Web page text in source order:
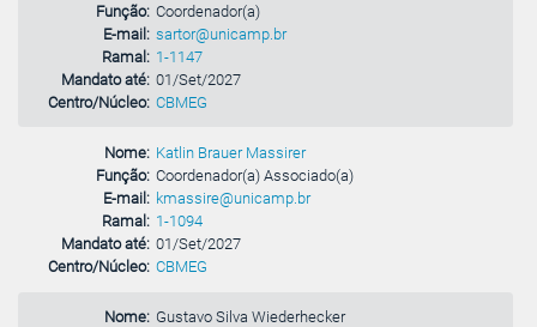
Função: Coordenador(a)
E-mail: sartor@unicamp.br
Ramal: 1-1147
Mandato até: 01/Set/2027
Centro/Núcleo: CBMEG
Nome: Katlin Brauer Massirer
Função: Coordenador(a) Associado(a)
E-mail: kmassire@unicamp.br
Ramal: 1-1094
Mandato até: 01/Set/2027
Centro/Núcleo: CBMEG
Nome: Gustavo Silva Wiederhecker